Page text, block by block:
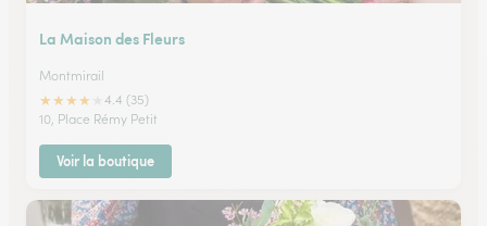
La Maison des Fleurs
Montmirail
★★★★
4.4 (35)
10, Place Rémy Petit
Voir la boutique